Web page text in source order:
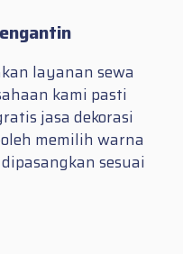
layanan sewa
kami pasti
jasa dekorasi
memilih warna
sesuai